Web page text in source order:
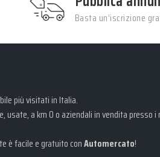
Basta un’iscrizione
più visitati in Italia.
usate, a km 0 o aziendali in vendita presso i
è facile e gratuito conAutomercato!